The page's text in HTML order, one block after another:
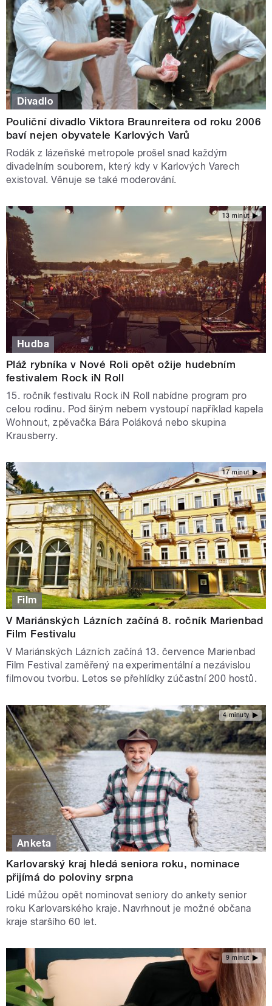
Divadlo
Pouliční divadlo Viktora Braunreitera od roku 2006
baví nejen obyvatele Karlových Varů
Rodák z lázeňské metropole prošel snad každým
divadelním souborem, který kdy v Karlových Varech
existoval. Věnuje se také moderování.
13 minut
Hudba
Pláž rybníka v Nové Roli opět ožije hudebním
festivalem Rock iN Roll
15. ročník festivalu Rock iN Roll nabídne program pro
celou rodinu. Pod širým nebem vystoupí například kapela
Wohnout, zpěvačka Bára Poláková nebo skupina
Krausberry.
17 minut
Film
V Mariánských Lázních začíná 8. ročník Marienbad
Film Festivalu
V Mariánských Lázních začíná 13. července Marienbad
Film Festival zaměřený na experimentální a nezávislou
filmovou tvorbu. Letos se přehlídky zúčastní 200 hostů.
4 minuty
Anketa
Karlovarský kraj hledá seniora roku, nominace
přijímá do poloviny srpna
Lidé můžou opět nominovat seniory do ankety senior
roku Karlovarského kraje. Navrhnout je možné občana
kraje staršího 60 let.
9 minut